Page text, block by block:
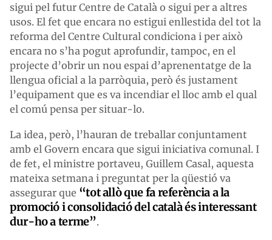
sigui pel futur Centre de Català o sigui per a altres
usos. El fet que encara no estigui enllestida del tot la
reforma del Centre Cultural condiciona i per això
encara no s’ha pogut aprofundir, tampoc, en el
projecte d’obrir un nou espai d’aprenentatge de la
llengua oficial a la parròquia, però és justament
l’equipament que es va incendiar el lloc amb el qual
el comú pensa per situar-lo.
La idea, però, l’hauran de treballar conjuntament
amb el Govern encara que sigui iniciativa comunal. I
de fet, el ministre portaveu, Guillem Casal, aquesta
mateixa setmana i preguntat per la qüestió va
assegurar que “tot allò que fa referència a la
promoció i consolidació del català és interessant
dur-ho a terme”.